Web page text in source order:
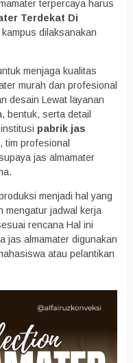
terpercaya harus
Terdekat Di
dilaksanakan
menjaga kualitas
murah dan profesional
desain Lewat layanan
bentuk, serta detail
pabrik jas
tim profesional
jas almamater
menjadi hal yang
mengatur jadwal kerja
rencana Hal ini
jas almamater digunakan
atau pelantikan